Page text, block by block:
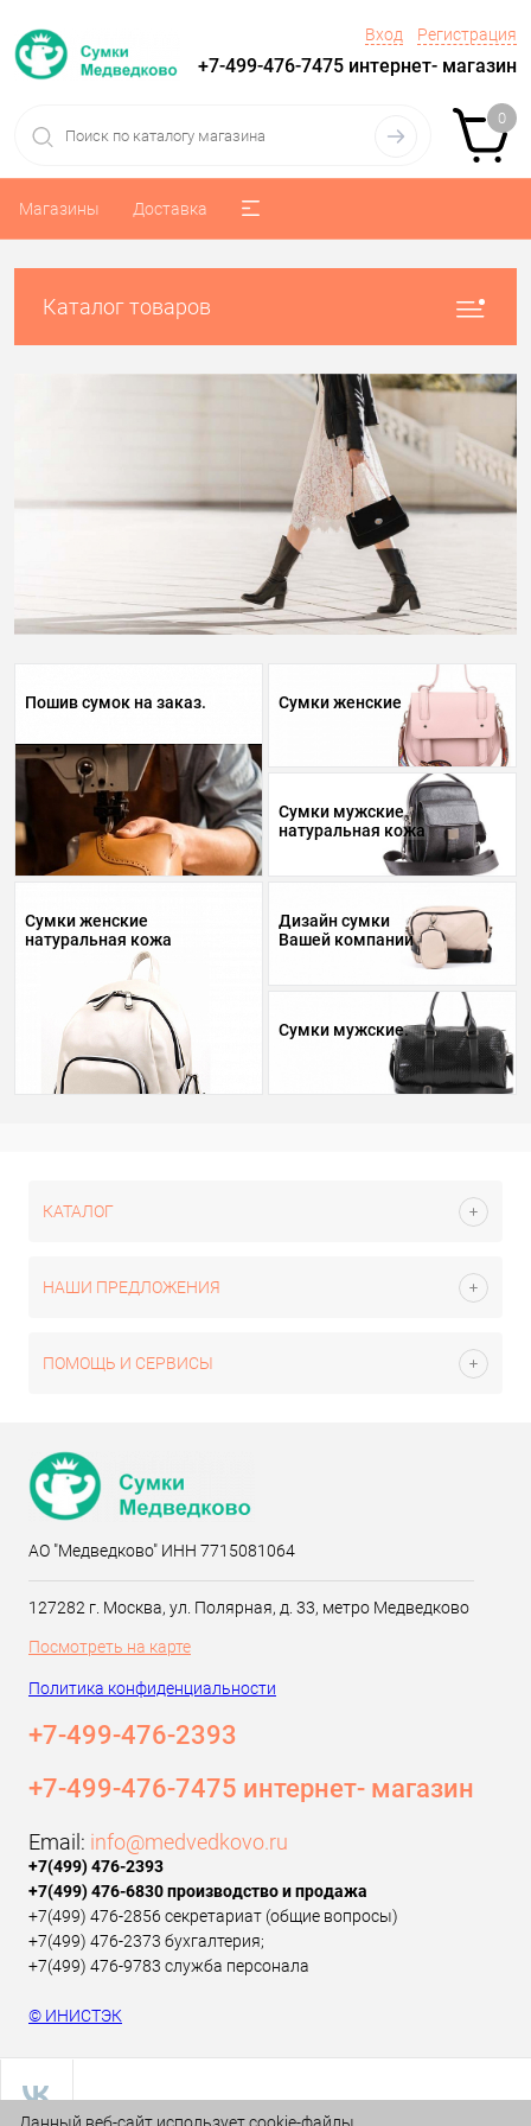
Вход Регистрация
+7-499-476-7475 интернет- магазин
0
Магазины Доставка
Каталог товаров
Пошив сумок на заказ. Сумки женские
Сумки мужские
натуральная кожа
Сумки женские
натуральная кожа
Дизайн сумки
Вашей компании
Сумки мужские.
КАТАЛОГ
НАШИ ПРЕДЛОЖЕНИЯ
ПОМОЩЬ И СЕРВИСЫ
АО "Медведково" ИНН 7715081064
127282 г. Москва, ул. Полярная, д. 33, метро Медведково
Посмотреть на карте
Политика конфиденциальности
+7-499-476-2393‬
+7-499-476-7475 интернет- магазин
Email: info@medvedkovo.ru
+7(499) 476-2393‬
+7(499) 476-6830 производство и продажа
+7(499) 476-2856 секретариат (общие вопросы)
+7(499) 476-2373 бухгалтерия;
+7(499) 476-9783 служба персонала
© ИНИСТЭК